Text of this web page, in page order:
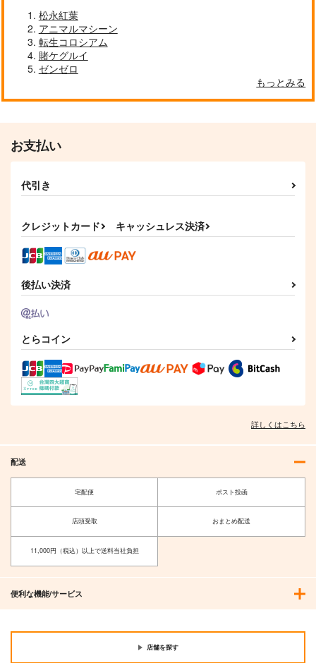
松永紅葉
アニマルマシーン
転生コロシアム
賭ケグルイ
ゼンゼロ
もっとみる
お支払い
代引き
クレジットカード キャッシュレス決済
後払い決済
とらコイン
詳しくはこちら
配送
宅配便 ポスト投函
店頭受取 おまとめ配送
11,000円（税込）以上で送料当社負担
便利な機能/サービス
店舗を探す